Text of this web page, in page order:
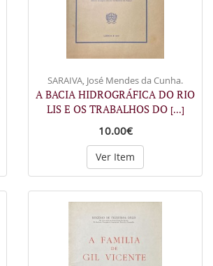
SARAIVA, José Mendes da Cunha.
A BACIA HIDROGRÁFICA DO RIO
LIS E OS TRABALHOS DO [...]
10.00€
Ver Item